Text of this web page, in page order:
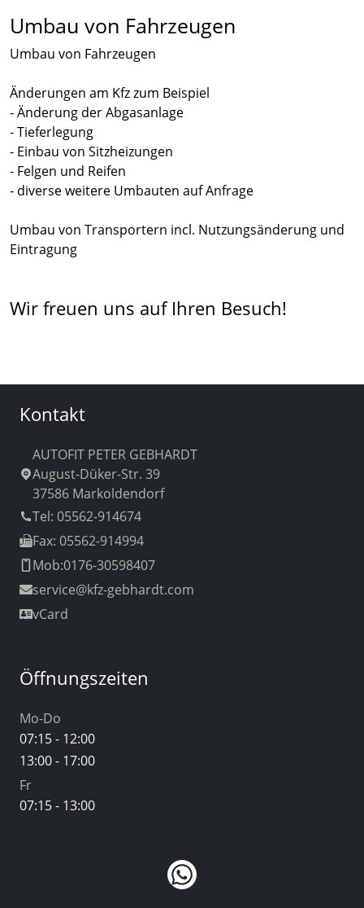
Umbau von Fahrzeugen
Umbau von Fahrzeugen
Änderungen am Kfz zum Beispiel
- Änderung der Abgasanlage
- Tieferlegung
- Einbau von Sitzheizungen
- Felgen und Reifen
- diverse weitere Umbauten auf Anfrage
Umbau von Transportern incl. Nutzungsänderung und
Eintragung
Wir freuen uns auf Ihren Besuch!
Kontakt
AUTOFIT PETER GEBHARDT
August-Düker-Str. 39
37586 Markoldendorf
Tel: 05562-914674
Fax: 05562-914994
Mob:0176-30598407
service@kfz-gebhardt.com
vCard
Öffnungszeiten
Mo-Do
07:15 - 12:00
13:00 - 17:00
Fr
07:15 - 13:00